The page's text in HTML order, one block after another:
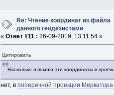
Re: Чтение координат из файла
данного геодезистами
« Ответ #11 : 26-09-2019, 13:11:54 »
Цитировать
Насколько я помню эти координаты в
нет, в поперечной проекции Меркатора